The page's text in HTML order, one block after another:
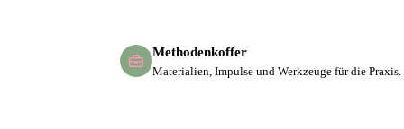
Methodenkoffer
Materialien, Impulse und Werkzeuge für die Praxis.